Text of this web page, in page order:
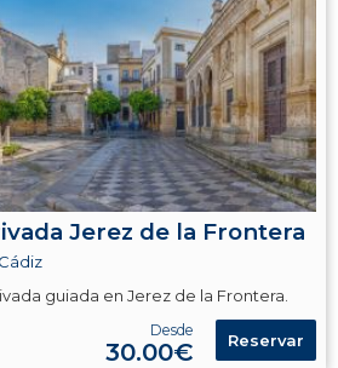
Jerez de la Frontera
guiada en Jerez de la Frontera.
Desde
30.00€ Reservar